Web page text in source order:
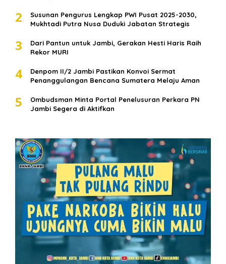
2
Susunan Pengurus Lengkap PWI Pusat 2025-2030,
Mukhtadi Putra Nusa Duduki Jabatan Strategis
3
Dari Pantun untuk Jambi, Gerakan Hesti Haris Raih
Rekor MURI
4
Denpom II/2 Jambi Pastikan Konvoi Sermat
Penanggulangan Bencana Sumatera Melaju Aman
5
Ombudsman Minta Portal Penelusuran Perkara PN
Jambi Segera di Aktifkan